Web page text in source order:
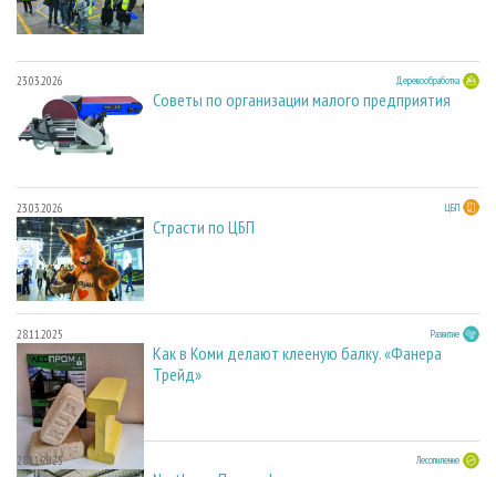
23.03.2026 Деревообработка
Советы по организации малого предприятия
23.03.2026 ЦБП
Страсти по ЦБП
28.11.2025 Развитие
Как в Коми делают клееную балку. «Фанера
Трейд»
28.11.2025 Лесопиление